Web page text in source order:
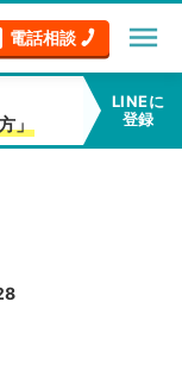
電話相談 menu
」
LINEに
登録